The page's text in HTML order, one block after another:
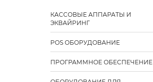
КАССОВЫЕ АППАРАТЫ И
ЭКВАЙРИНГ
POS ОБОРУДОВАНИЕ
ПРОГРАММНОЕ ОБЕСПЕЧЕНИЕ